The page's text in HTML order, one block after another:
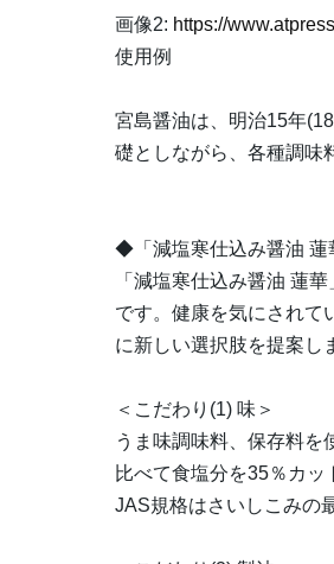
画像2: https://
使用例
宮島醤油は、明治15年
礎としながら、各種調味
◆「減塩寒仕込み醤油 蓮
「減塩寒仕込み醤油 蓮
です。健康を気にされて
に新しい選択肢を提案し
＜こだわり(1) 味＞
うま味調味料、保存料を
比べて食塩分を35％カッ
JAS規格はさいしこみの